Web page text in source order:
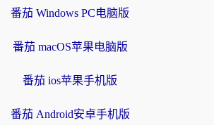
番茄 Windows PC电脑版
番茄 macOS苹果电脑版
番茄 ios苹果手机版
番茄 Android安卓手机版